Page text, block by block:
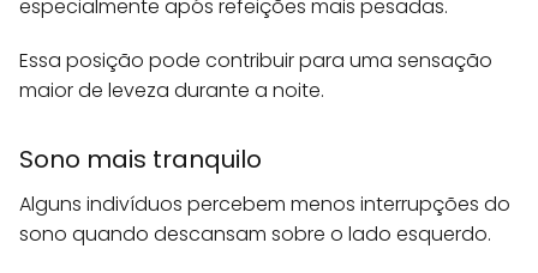
especialmente após refeições mais pesadas.
Essa posição pode contribuir para uma sensação
maior de leveza durante a noite.
Sono mais tranquilo
Alguns indivíduos percebem menos interrupções do
sono quando descansam sobre o lado esquerdo.